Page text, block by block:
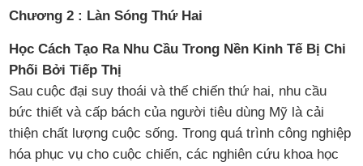
Chương 2 : Làn Sóng Thứ Hai
Học Cách Tạo Ra Nhu Cầu Trong Nền Kinh Tế Bị Chi
Phối Bởi Tiếp Thị
Sau cuộc đại suy thoái và thế chiến thứ hai, nhu cầu
bức thiết và cấp bách của người tiêu dùng Mỹ là cải
thiện chất lượng cuộc sống. Trong quá trình công nghiệp
hóa phục vụ cho cuộc chiến, các nghiên cứu khoa học